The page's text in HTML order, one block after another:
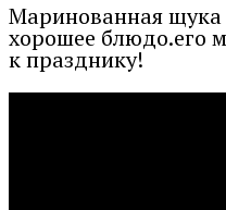
Маринованная щука
хорошее блюдо.его
к празднику!